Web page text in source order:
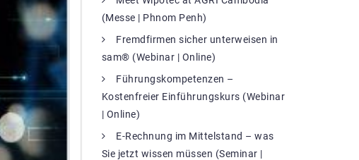
(Messe | Phnom Penh)
Fremdfirmen sicher unterweisen in
sam® (Webinar | Online)
Führungskompetenzen –
Kostenfreier Einführungskurs (Webinar
| Online)
E-Rechnung im Mittelstand – was
Sie jetzt wissen müssen (Seminar |